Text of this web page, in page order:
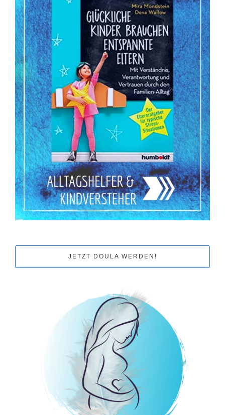
JETZT DOULA WERDEN!